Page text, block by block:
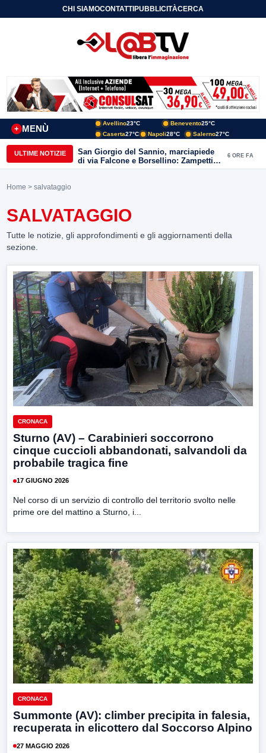
CHI SIAMOCONTATTIPUBBLICITÀCERCA
MENÙ
+
Avellino23°C Benevento25°C
Caserta27°C Napoli28°C Salerno27°C
ULTIME NOTIZIE
San Giorgio del Sannio, marciapiede
di via Falcone e Borsellino: Zampetti e
Lombardi replicano alle polemiche
6 ORE FA
Home > salvataggio
SALVATAGGIO
Tutte le notizie, gli approfondimenti e gli aggiornamenti della
sezione.
CRONACA
Sturno (AV) – Carabinieri soccorrono
cinque cuccioli abbandonati, salvandoli da
probabile tragica fine
17 GIUGNO 2026
Nel corso di un servizio di controllo del territorio svolto nelle
prime ore del mattino a Sturno, i...
CRONACA
Summonte (AV): climber precipita in falesia,
recuperata in elicottero dal Soccorso Alpino
27 MAGGIO 2026